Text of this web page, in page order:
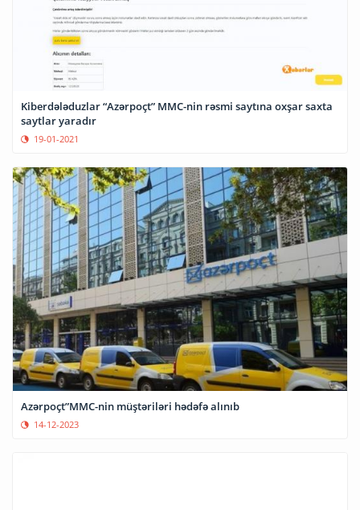
Kiberdələduzlar “Azərpoçt” MMC-nin rəsmi saytına oxşar saxta
saytlar yaradır
19-01-2021
Azərpoçt”MMC-nin müştəriləri hədəfə alınıb
14-12-2023